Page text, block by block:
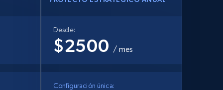
Desde:
$2500 / mes
Configuración única: